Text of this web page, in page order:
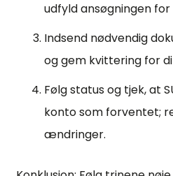
udfyld ansøgningen
Indsend nødvendig
og gem kvittering for
Følg status og tjek, at
konto som forventet;
ændringer.